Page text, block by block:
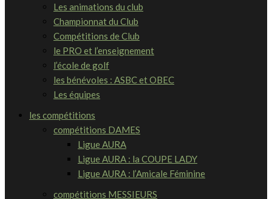
Les animations du club
Championnat du Club
Compétitions de Club
le PRO et l’enseignement
l’école de golf
les bénévoles : ASBC et OBEC
Les équipes
les compétitions
compétitions DAMES
Ligue AURA
Ligue AURA : la COUPE LADY
Ligue AURA : l’Amicale Féminine
compétitions MESSIEURS